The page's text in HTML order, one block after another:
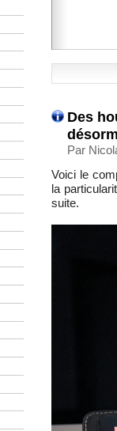
Des
Par
Voici le
la
suite.